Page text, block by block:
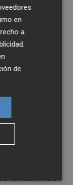
ya lo ha
la Reserva
haga lo
entre
respirar
encontrar
subidas de
son fruto de
veremos
al calor de
en
a
de